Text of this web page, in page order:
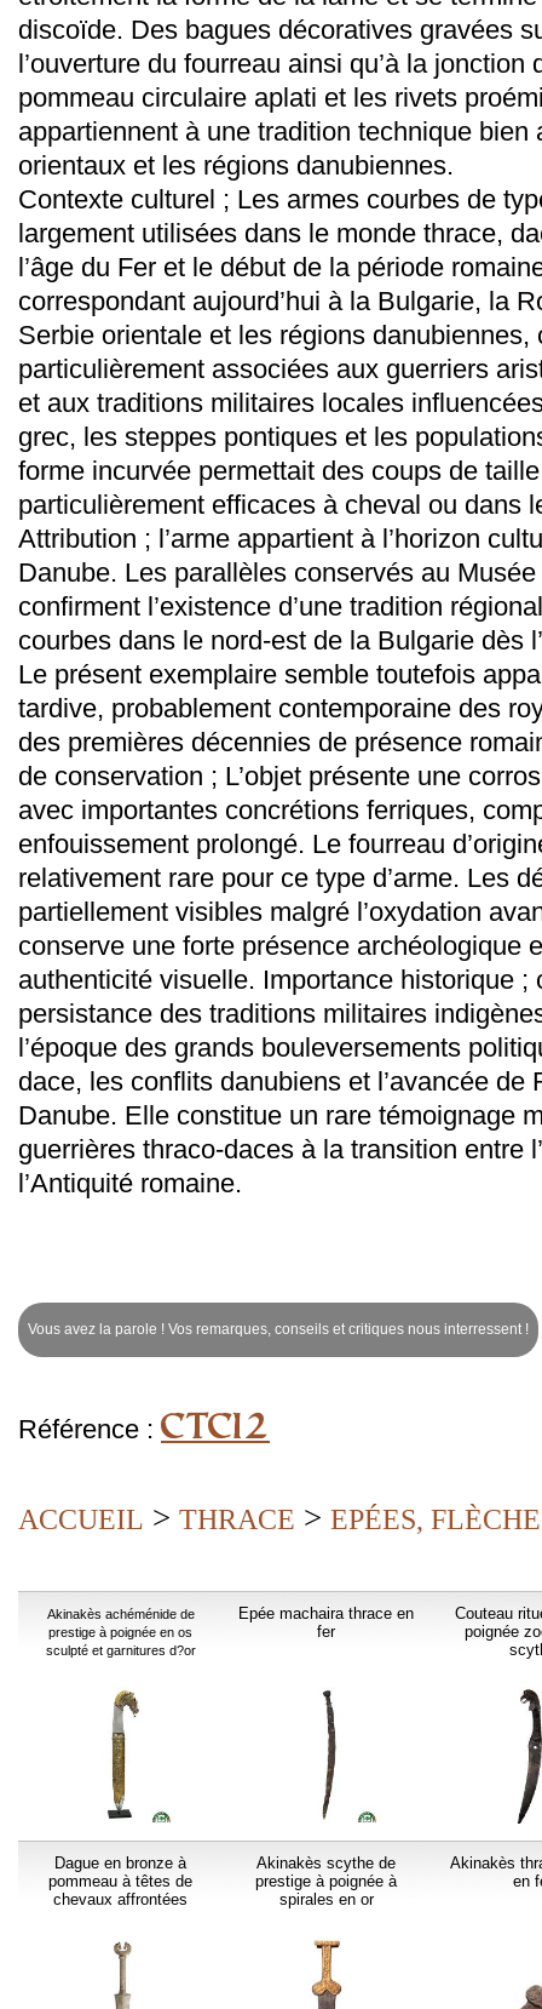
discoïde. Des bagues décoratives gravées
l’ouverture du fourreau ainsi qu’à la jonction
pommeau circulaire aplati et les rivets
appartiennent à une tradition technique
orientaux et les régions danubiennes.
Contexte culturel ; Les armes courbes de
largement utilisées dans le monde thrace,
l’âge du Fer et le début de la période
correspondant aujourd’hui à la Bulgarie, la
Serbie orientale et les régions danubiennes,
particulièrement associées aux guerriers
et aux traditions militaires locales
grec, les steppes pontiques et les
forme incurvée permettait des coups de
particulièrement efficaces à cheval ou dans
Attribution ; l’arme appartient à l’horizon
Danube. Les parallèles conservés au
confirment l’existence d’une tradition
courbes dans le nord-est de la Bulgarie dès
Le présent exemplaire semble toutefois
tardive, probablement contemporaine des
des premières décennies de présence
de conservation ; L’objet présente une
avec importantes concrétions ferriques,
enfouissement prolongé. Le fourreau
relativement rare pour ce type d’arme. Les
partiellement visibles malgré l’oxydation
conserve une forte présence archéologique
authenticité visuelle. Importance historique ;
persistance des traditions militaires
l’époque des grands bouleversements
dace, les conflits danubiens et l’avancée de
Danube. Elle constitue un rare témoignage
guerrières thraco-daces à la transition entre
l’Antiquité romaine.
Vous avez la parole ! Vos remarques, conseils et critiques nous interressent !
Référence : CTCI2
ACCUEIL > THRACE > EPÉES,
Akinakès achéménide de
prestige à poignée en os
sculpté et garnitures d?or
Epée machaira thrace en
fer
Couteau
poignée
Dague en bronze à
pommeau à têtes de
chevaux affrontées
Akinakès scythe de
prestige à poignée à
spirales en or
Akinakès
en